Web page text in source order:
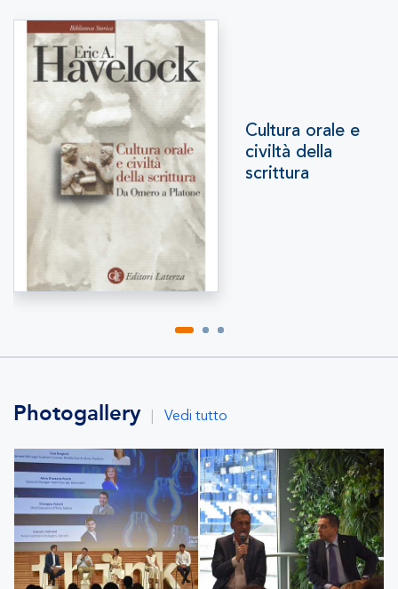
Cultura orale e
civiltà della
scrittura
Photogallery | Vedi tutto